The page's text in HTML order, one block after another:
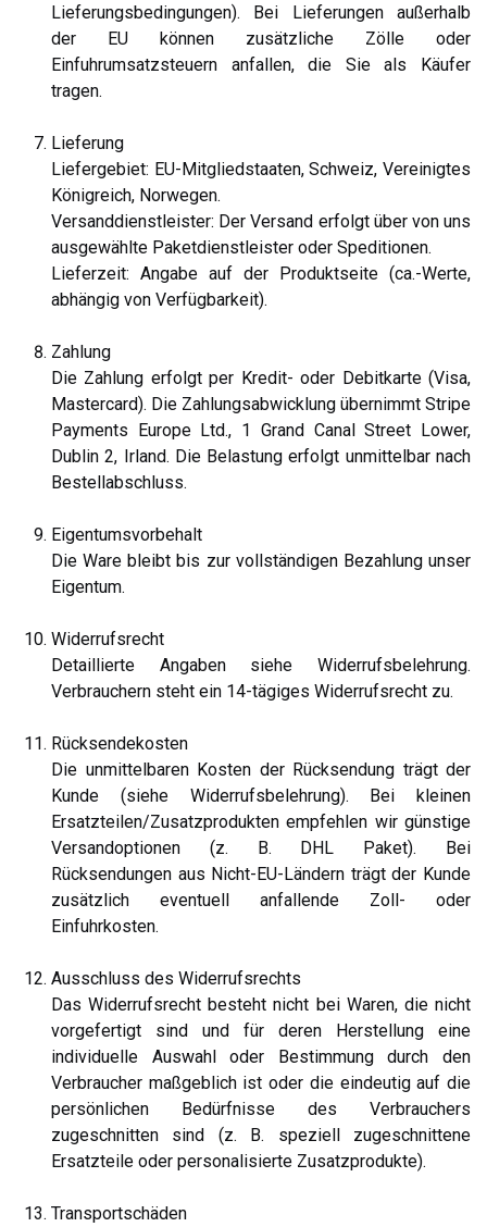
Lieferungsbedingungen). Bei Lieferungen außerhalb
der EU können zusätzliche Zölle oder
Einfuhrumsatzsteuern anfallen, die Sie als Käufer
tragen.
Lieferung
Liefergebiet: EU-Mitgliedstaaten, Schweiz, Vereinigtes
Königreich, Norwegen.
Versanddienstleister: Der Versand erfolgt über von uns
ausgewählte Paketdienstleister oder Speditionen.
Lieferzeit: Angabe auf der Produktseite (ca.-Werte,
abhängig von Verfügbarkeit).
Zahlung
Die Zahlung erfolgt per Kredit- oder Debitkarte (Visa,
Mastercard). Die Zahlungsabwicklung übernimmt Stripe
Payments Europe Ltd., 1 Grand Canal Street Lower,
Dublin 2, Irland. Die Belastung erfolgt unmittelbar nach
Bestellabschluss.
Eigentumsvorbehalt
Die Ware bleibt bis zur vollständigen Bezahlung unser
Eigentum.
Widerrufsrecht
Detaillierte Angaben siehe Widerrufsbelehrung.
Verbrauchern steht ein 14-tägiges Widerrufsrecht zu.
Rücksendekosten
Die unmittelbaren Kosten der Rücksendung trägt der
Kunde (siehe Widerrufsbelehrung). Bei kleinen
Ersatzteilen/Zusatzprodukten empfehlen wir günstige
Versandoptionen (z. B. DHL Paket). Bei
Rücksendungen aus Nicht-EU-Ländern trägt der Kunde
zusätzlich eventuell anfallende Zoll- oder
Einfuhrkosten.
Ausschluss des Widerrufsrechts
Das Widerrufsrecht besteht nicht bei Waren, die nicht
vorgefertigt sind und für deren Herstellung eine
individuelle Auswahl oder Bestimmung durch den
Verbraucher maßgeblich ist oder die eindeutig auf die
persönlichen Bedürfnisse des Verbrauchers
zugeschnitten sind (z. B. speziell zugeschnittene
Ersatzteile oder personalisierte Zusatzprodukte).
Transportschäden